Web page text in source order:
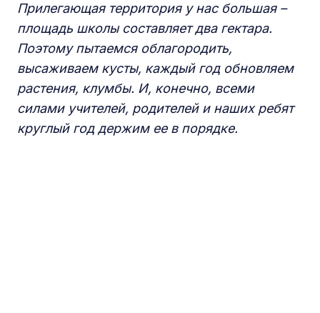
Прилегающая территория у нас большая –
площадь школы составляет два гектара.
Поэтому пытаемся облагородить,
высаживаем кусты, каждый год обновляем
растения, клумбы. И, конечно, всеми
силами учителей, родителей и наших ребят
круглый год держим ее в порядке.